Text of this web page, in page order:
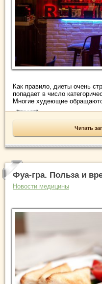
Как правило, диеты очень
попадает в число
Многие худеющие
Читать
Фуа-гра. Польза и
Новости медицины